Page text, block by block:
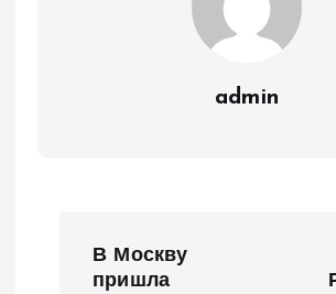
admin
В Москву
пришла